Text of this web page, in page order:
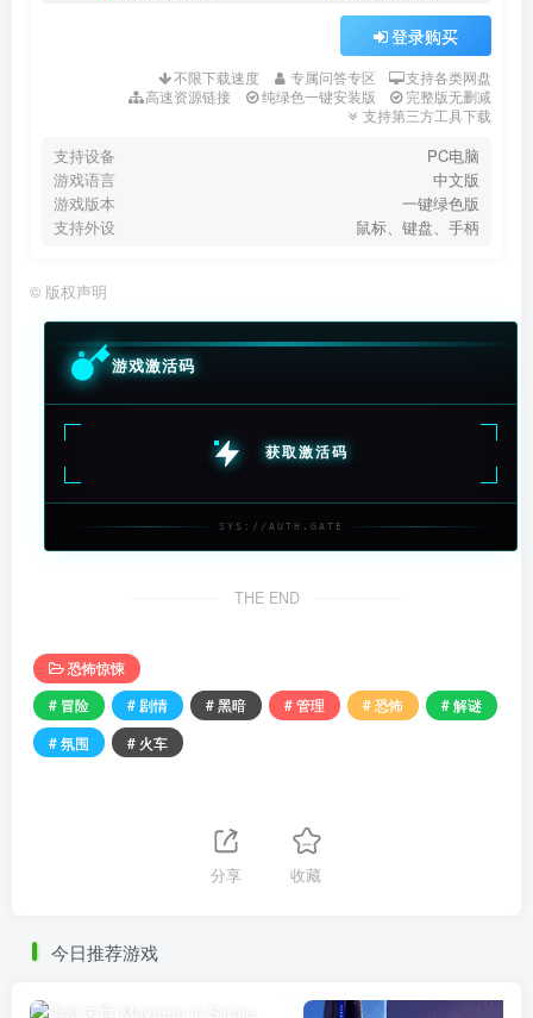
登录购买
不限下载速度 专属问答专区
支持各类网盘
高速资源链接
纯绿色一键安装版
完整版无删减
支持第三方工具下载
支持设备
PC电脑
游戏语言
中文版
游戏版本
一键绿色版
支持外设
鼠标、键盘、手柄
© 版权声明
游戏激活码
获取激活码
SYS://AUTH.GATE
THE END
恐怖惊悚
# 冒险
# 剧情 # 黑暗 # 管理 # 恐怖
# 解谜
# 氛围
# 火车
分享 收藏
今日推荐游戏